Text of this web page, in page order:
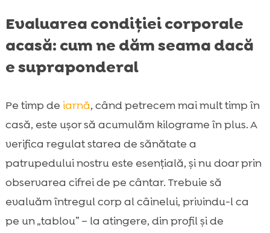
Evaluarea condiției corporale
acasă: cum ne dăm seama dacă
e supraponderal
Pe timp de iarnă, când petrecem mai mult timp în
casă, este ușor să acumulăm kilograme în plus. A
verifica regulat starea de sănătate a
patrupedului nostru este esențială, și nu doar prin
observarea cifrei de pe cântar. Trebuie să
evaluăm întregul corp al câinelui, privindu-l ca
pe un „tablou” – la atingere, din profil și de